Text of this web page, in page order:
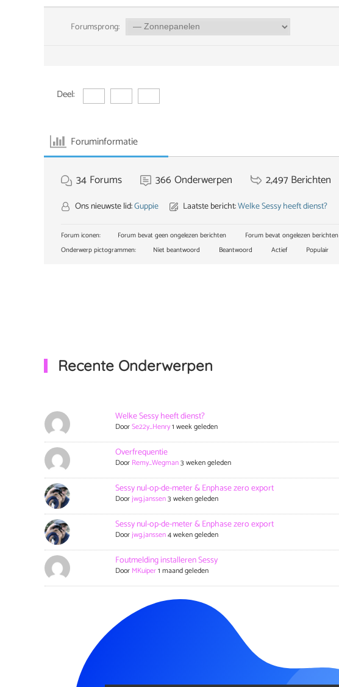
Forumsprong:
Deel:
Foruminformatie
34 Forums 366 Onderwerpen 2,497 Berichten
Ons nieuwste lid:Guppie Laatste bericht:Welke Sessy heeft dienst?
Forum iconen: Forum bevat geen ongelezen berichten
Forum bevat ongelezen berichten
Onderwerp pictogrammen:
Niet beantwoord Beantwoord Actief Populair
Recente Onderwerpen
Welke Sessy heeft dienst?
DoorSe22y_Henry1 week geleden
Overfrequentie
Door Remy_Wegman3 weken geleden
Sessy nul-op-de-meter & Enphase zero export
Doorjwg.janssen3 weken geleden
Sessy nul-op-de-meter & Enphase zero export
Doorjwg.janssen4 weken geleden
Foutmelding installeren Sessy
Door MKuiper1 maand geleden